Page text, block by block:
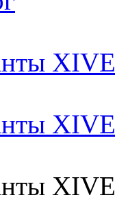
XIVE
XIVE
XIVE